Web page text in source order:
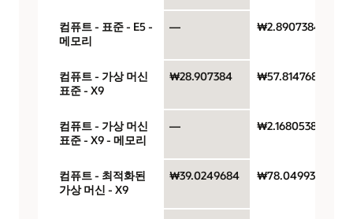
컴퓨트 - 표준 - E5 -
메모리
— ₩2.8907384
컴퓨트 - 가상 머신
표준 - X9
₩28.907384 ₩57.814768
컴퓨트 - 가상 머신
표준 - X9 - 메모리
— ₩2.1680538
컴퓨트 - 최적화된
가상 머신 - X9
₩39.0249684 ₩78.0499368